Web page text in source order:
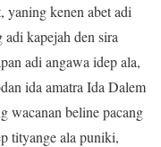
yaning kenen abet adi
kapejah den sira
adi angawa idep ala,
ida amatra Ida Dalem
wacanan beline pacang
tityange ala puniki,